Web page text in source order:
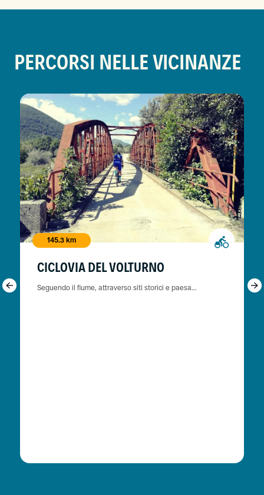
PERCORSI NELLE VICINANZE
145.3 km
CICLOVIA DEL VOLTURNO
Seguendo il fiume, attraverso siti storici e paesa...